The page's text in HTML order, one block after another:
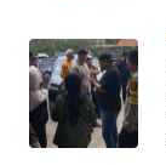
WN
PAPUA
WN
PAPUA